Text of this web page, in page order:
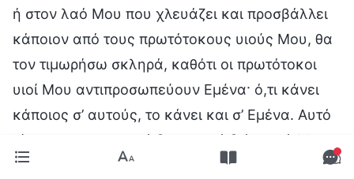
ή στον λαό Μου που χλευάζει και προσβάλλει
κάποιον από τους πρωτότοκους υιούς Μου, θα
τον τιμωρήσω σκληρά, καθότι οι πρωτότοκοι
υιοί Μου αντιπροσωπεύουν Εμένα· ό,τι κάνει
κάποιος σ’ αυτούς, το κάνει και σ’ Εμένα. Αυτό
είναι το πιο αυστηρό διοικητικό διάταγμά Μου.
Θα επιτρέψω στους πρωτότοκους υιούς Μου,